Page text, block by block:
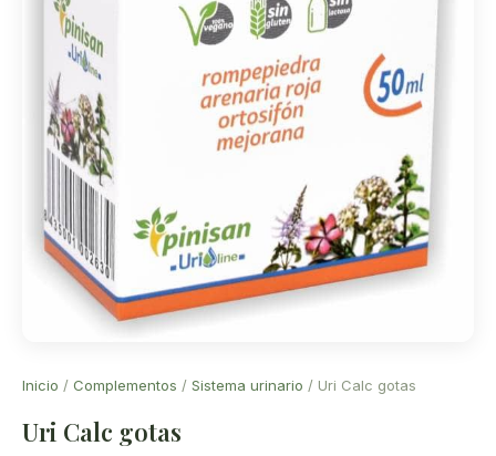
Inicio / Complementos / Sistema urinario / Uri Calc gotas
Uri Calc gotas